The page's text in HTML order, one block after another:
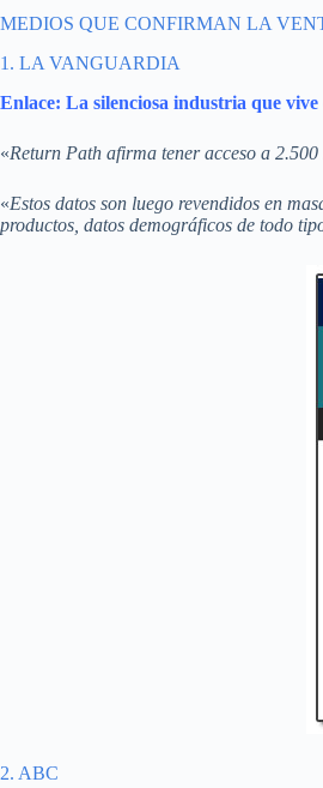
MEDIOS QUE CONFIRMAN LA
1. LA VANGUARDIA
Enlace: La silenciosa industria que vive
«Return Path afirma tener acceso a
«Estos datos son luego revendidos en
productos, datos demográficos de todo
2. ABC